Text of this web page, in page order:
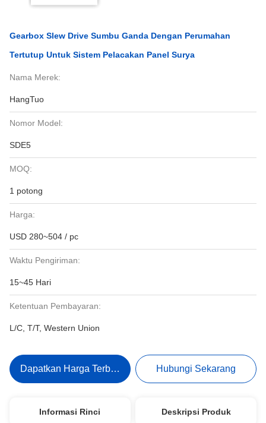
Gearbox Slew Drive Sumbu Ganda Dengan Perumahan
Tertutup Untuk Sistem Pelacakan Panel Surya
Nama Merek:
HangTuo
Nomor Model:
SDE5
MOQ:
1 potong
Harga:
USD 280~504 / pc
Waktu Pengiriman:
15~45 Hari
Ketentuan Pembayaran:
L/C, T/T, Western Union
Dapatkan Harga Terbaik Hubungi Sekarang
Informasi Rinci Deskripsi Produk